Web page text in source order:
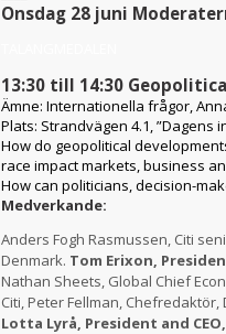
Onsdag 28 juni
13:30 till 14:30
Ämne: Internationella frågor,
Plats: Strandvägen 4.1, ”Dagens
How do geopolitical
race impact markets, business
How can politicians, decision-
Medverkande:
Anders Fogh Rasmussen, Citi
Denmark. Tom Erixon,
Nathan Sheets, Global Chief
Citi, Peter Fellman,
Lotta Lyrå, President and